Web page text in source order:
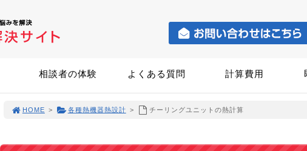
相談者の体験 よくある質問 計算費用
HOME > 各種熱機器熱設計 > チーリングユニットの熱計算